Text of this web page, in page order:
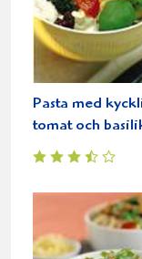
Pasta med
tomat och